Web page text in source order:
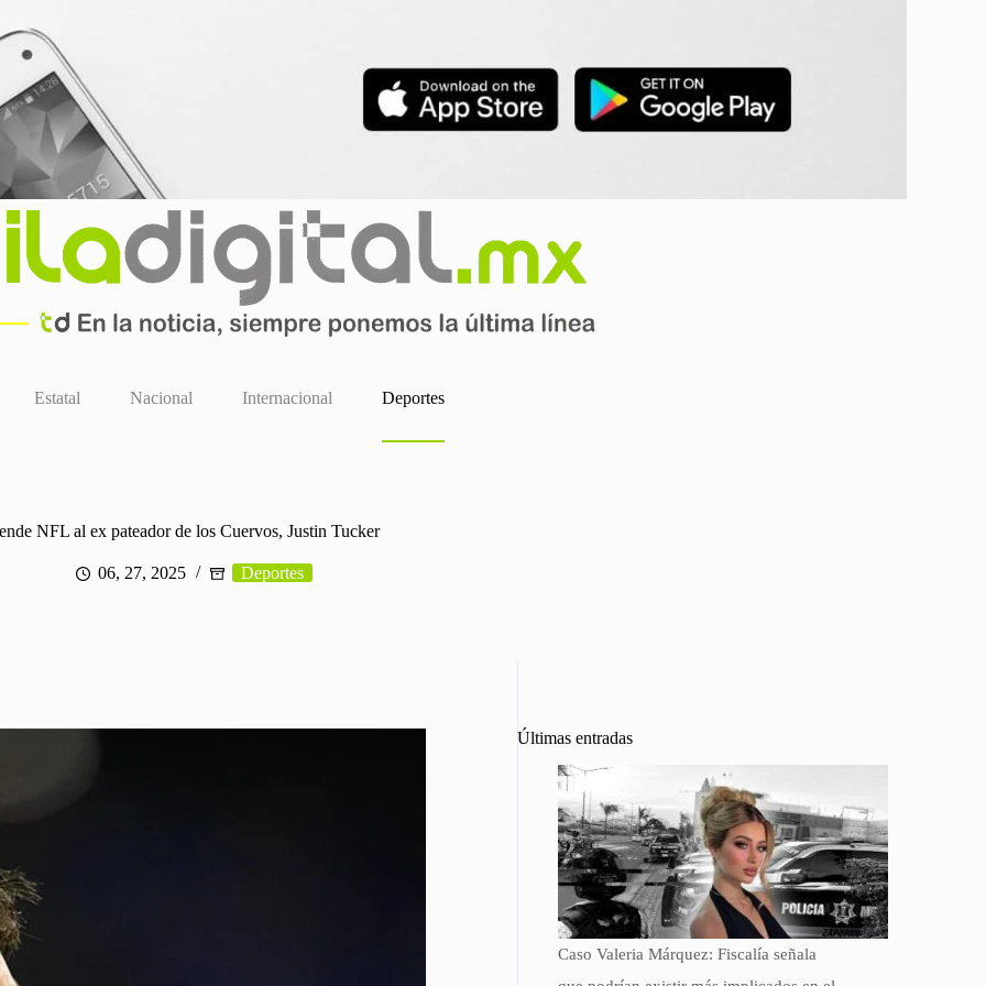
Estatal Nacional Internacional Deportes
NFL al ex pateador de los Cuervos, Justin Tucker
06, 27, 2025 Deportes
Últimas entradas
Caso Valeria Márquez: Fiscalía señala